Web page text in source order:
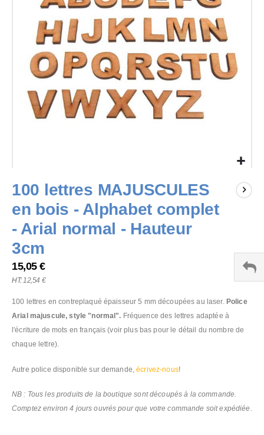
to
beginning
the
images
gallery
100 lettres MAJUSCULES
en bois - Alphabet complet
- Arial normal - Hauteur
3cm
15,05 €
12,54 €
100 lettres en contreplaqué épaisseur 5 mm découpées au laser. Police
Arial majuscule, style "normal". Fréquence des lettres adaptée à
l'écriture de mots en français (voir plus bas pour le détail du nombre de
chaque lettre).
Autre police disponible sur demande,écrivez-nous!
NB : Tous les produits de la boutique sont découpés à la commande.
Comptez environ 4 jours ouvrés pour que votre commande soit expédiée.